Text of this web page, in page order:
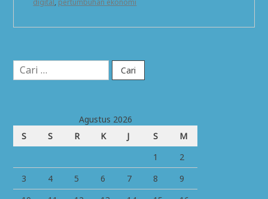
digital, pertumbuhan ekonomi
Cari
untuk:
Agustus 2026
S
S R K J S
M
1
2
3
4 5 6 7 8
9